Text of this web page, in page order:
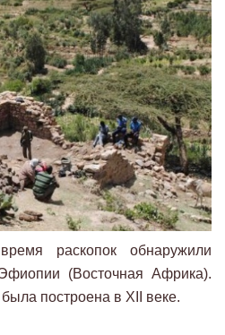
раскопок обнаружили
(Восточная Африка).
построена в XII веке.